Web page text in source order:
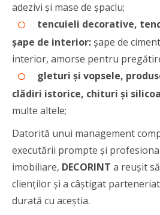
adezivi și mase de șpaclu;
tencuieli decorative,
șape de interior: șape de
interior, amorse pentru
gleturi și vopsele,
clădiri istorice, chituri și
multe altele;
Datorită unui management
executării prompte şi
imobiliare, DECORINT a reușit
clienților și a câștigat
durată cu aceștia.